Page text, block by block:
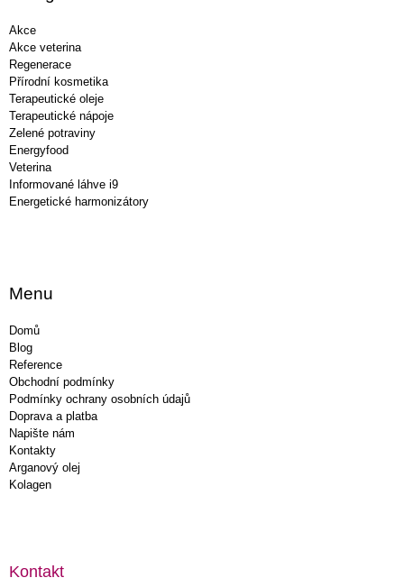
Akce
Akce veterina
Regenerace
Přírodní kosmetika
Terapeutické oleje
Terapeutické nápoje
Zelené potraviny
Energyfood
Veterina
Informované láhve i9
Energetické harmonizátory
Menu
Domů
Blog
Reference
Obchodní podmínky
Podmínky ochrany osobních údajů
Doprava a platba
Napište nám
Kontakty
Arganový olej
Kolagen
Kontakt